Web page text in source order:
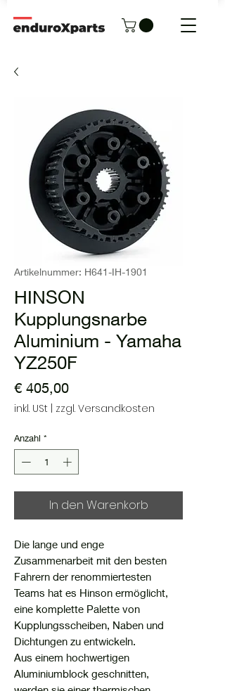
Artikelnummer: H641-IH-1901
HINSON
Kupplungsnarbe
Aluminium - Yamaha
YZ250F
€ 405,00Preis
inkl. USt zzgl. Versandkosten
Anzahl *
In den Warenkorb
Die lange und enge
Zusammenarbeit mit den besten
Fahrern der renommiertesten
Teams hat es Hinson ermöglicht,
eine komplette Palette von
Kupplungsscheiben, Naben und
Dichtungen zu entwickeln.
Aus einem hochwertigen
Aluminiumblock geschnitten,